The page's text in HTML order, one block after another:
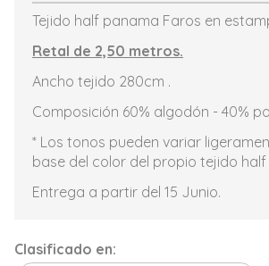
Tejido half panama Faros en
Retal de 2,50 metros.
Ancho tejido 280cm .
Composición 60% algodón - 40%
* Los tonos pueden variar
base del color del propio tejido
Entrega a partir del 15 Junio.
Clasificado en: